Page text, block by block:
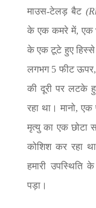
माउस-टेलड़ बैट
के एक कमरे में, एक
के एक टूटे हुए हिस्से
लगभग 5 फीट
की दूरी पर लटके
रहा था। मानो, एक
मृत्यु का एक छोटा
कोशिश कर रहा
हमारी उपस्थिति
पड़ा।